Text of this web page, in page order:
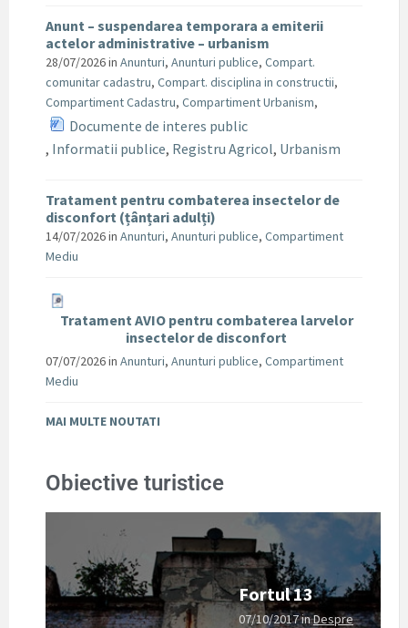
Anunt – suspendarea temporara a emiterii
actelor administrative – urbanism
28/07/2026in Anunturi, Anunturi publice, Compart.
comunitar cadastru, Compart. disciplina in constructii,
Compartiment Cadastru, Compartiment Urbanism,
Documente de interes public
, Informatii publice, Registru Agricol, Urbanism
Tratament pentru combaterea insectelor de
disconfort (țânțari adulți)
14/07/2026in Anunturi, Anunturi publice, Compartiment
Mediu
Tratament AVIO pentru combaterea larvelor
insectelor de disconfort
07/07/2026in Anunturi, Anunturi publice, Compartiment
Mediu
MAI MULTE NOUTATI
Obiective turistice
Fortul 13
07/10/2017inDespre